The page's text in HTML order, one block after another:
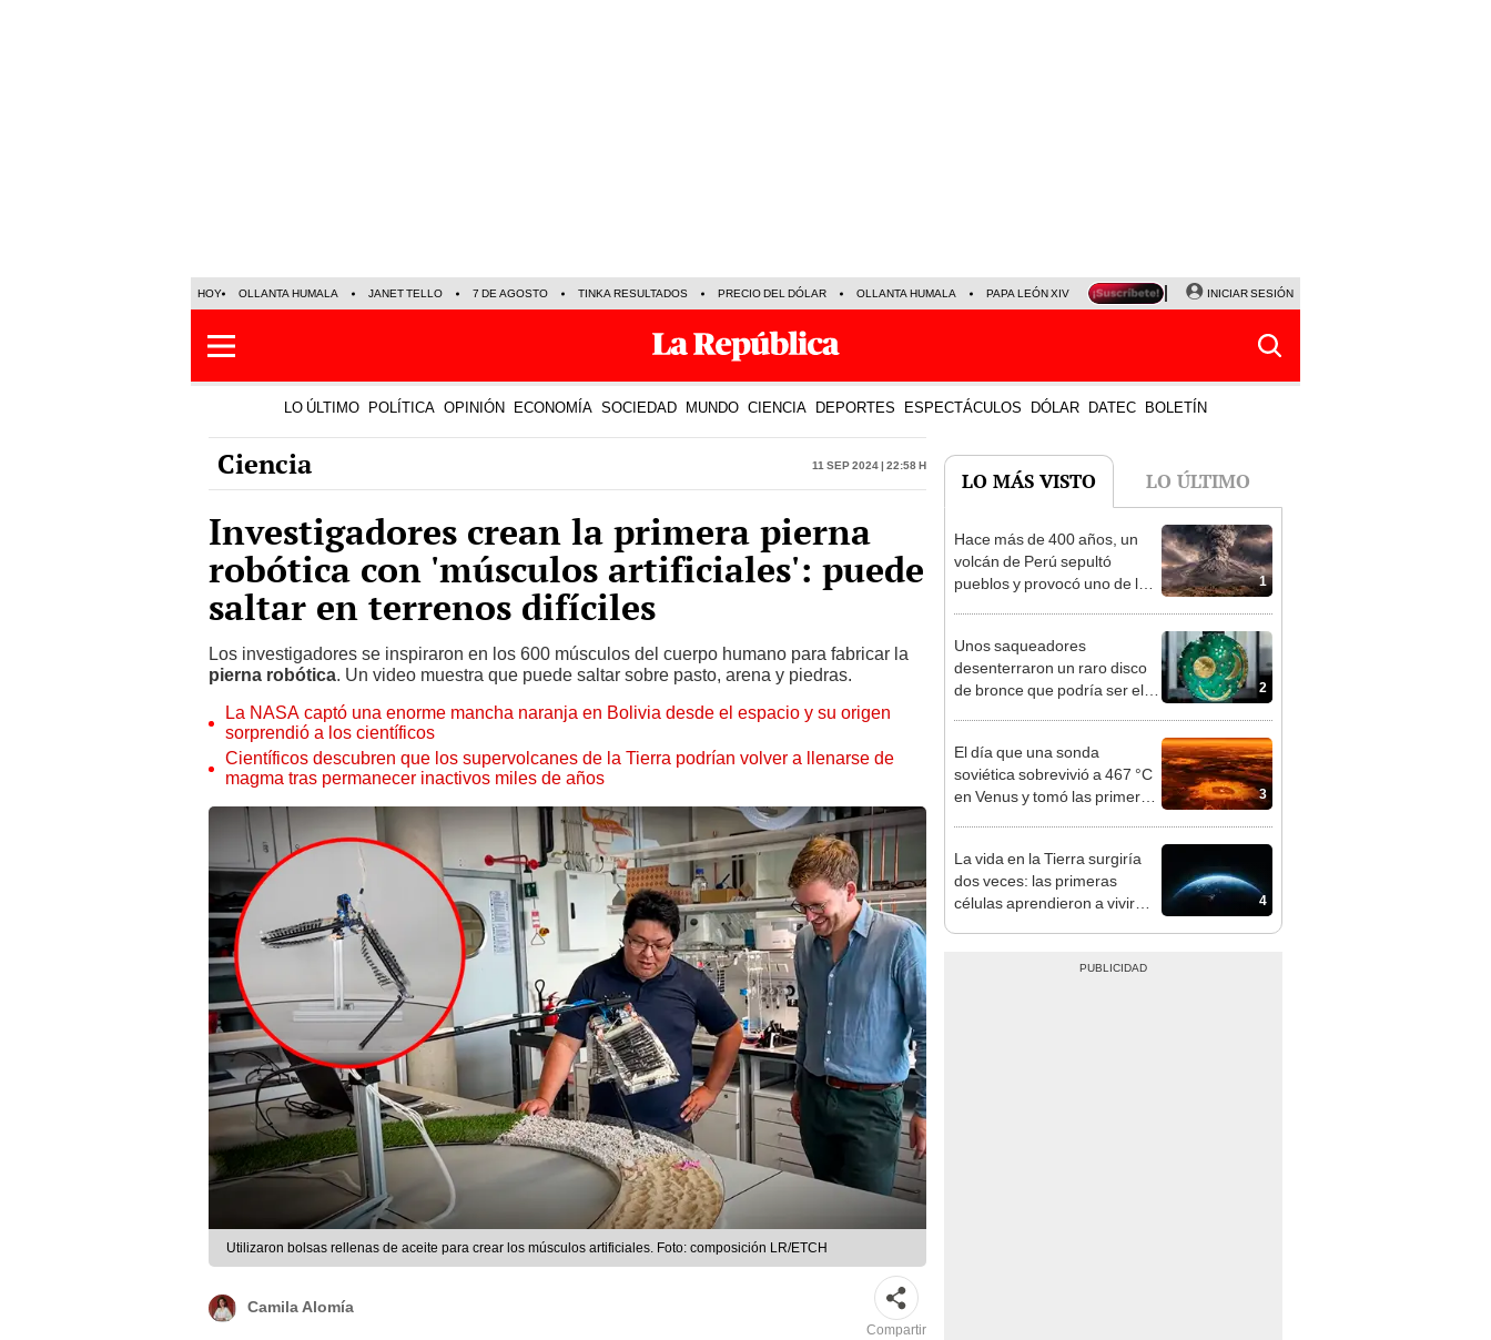
HOY OLLANTA HUMALA JANET TELLO 7 DE AGOSTO TINKA RESULTADOS PRECIO DEL DÓLAR OLLANTA HUMALA PAPA LEÓN XIV NALDY SALDAÑA LA BELLA LUZ
INICIAR SESIÓN
LO ÚLTIMO POLÍTICA OPINIÓN ECONOMÍA SOCIEDAD MUNDO CIENCIA DEPORTES ESPECTÁCULOS DÓLAR DATEC BOLETÍN
Ciencia 11 Sep 2024 | 22:58 h
Investigadores crean la primera pierna
robótica con 'músculos artificiales': puede
saltar en terrenos difíciles
Los investigadores se inspiraron en los 600 músculos del cuerpo humano para fabricar la
pierna robótica. Un video muestra que puede saltar sobre pasto, arena y piedras.
La NASA captó una enorme mancha naranja en Bolivia desde el espacio y su origen
sorprendió a los científicos
Científicos descubren que los supervolcanes de la Tierra podrían volver a llenarse de
magma tras permanecer inactivos miles de años
Utilizaron bolsas rellenas de aceite para crear los músculos artificiales. Foto: composición LR/ETCH
Camila Alomía
Compartir
LO MÁS VISTO LO ÚLTIMO
1
Hace más de 400 años, un
volcán de Perú sepultó
pueblos y provocó uno de los
2
Unos saqueadores
desenterraron un raro disco
de bronce que podría ser el
3
El día que una sonda
soviética sobrevivió a 467 °C
en Venus y tomó las primeras
4
La vida en la Tierra surgiría
dos veces: las primeras
células aprendieron a vivir